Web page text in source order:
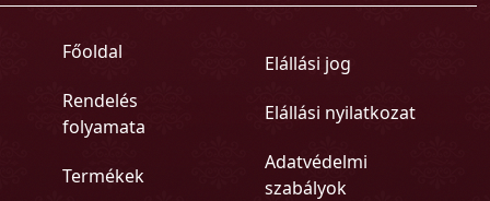
Főoldal
Rendelés
folyamata
Termékek
Elállási jog
Elállási nyilatkozat
Adatvédelmi
szabályok